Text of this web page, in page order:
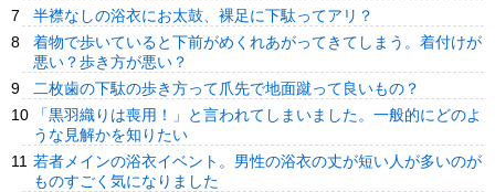
半襟なしの浴衣にお太鼓、裸足に下駄ってアリ？
着物で歩いていると下前がめくれあがってきてしまう。着付けが
悪い？歩き方が悪い？
二枚歯の下駄の歩き方って爪先で地面蹴って良いもの？
「黒羽織りは喪用！」と言われてしまいました。一般的にどのよ
うな見解かを知りたい
若者メインの浴衣イベント。男性の浴衣の丈が短い人が多いのが
ものすごく気になりました